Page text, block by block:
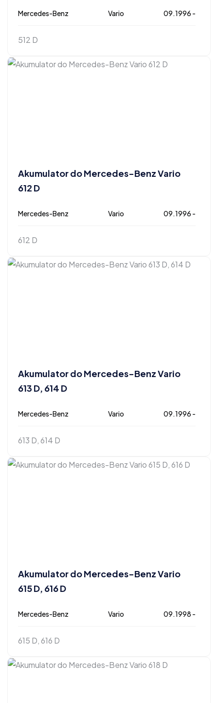
Mercedes-Benz Vario 09.1996 -
512 D
Akumulator do Mercedes-Benz Vario
612 D
Mercedes-Benz Vario 09.1996 -
612 D
Akumulator do Mercedes-Benz Vario
613 D, 614 D
Mercedes-Benz Vario 09.1996 -
613 D, 614 D
Akumulator do Mercedes-Benz Vario
615 D, 616 D
Mercedes-Benz Vario 09.1998 -
615 D, 616 D